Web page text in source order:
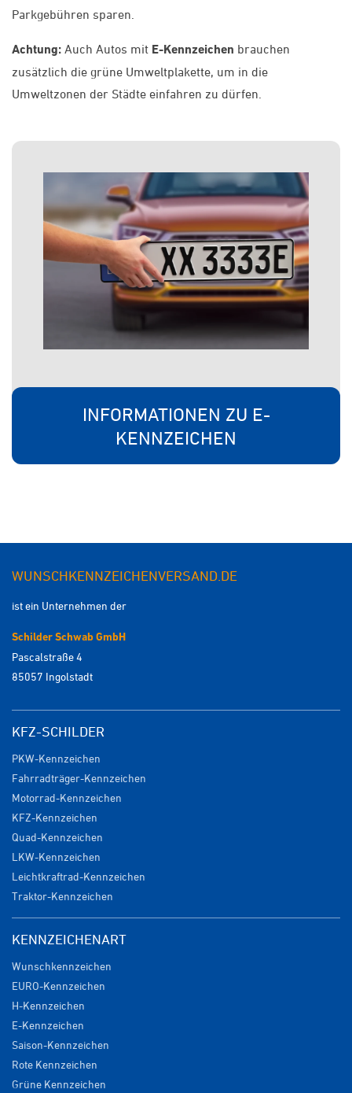
Parkgebühren sparen.
Achtung: Auch Autos mit E-Kennzeichen brauchen
zusätzlich die grüne Umweltplakette, um in die
Umweltzonen der Städte einfahren zu dürfen.
INFORMATIONEN ZU E-
KENNZEICHEN
WUNSCHKENNZEICHENVERSAND.DE
ist ein Unternehmen der
Schilder Schwab GmbH
Pascalstraße 4
85057 Ingolstadt
KFZ-SCHILDER
PKW-Kennzeichen
Fahrradträger-Kennzeichen
Motorrad-Kennzeichen
KFZ-Kennzeichen
Quad-Kennzeichen
LKW-Kennzeichen
Leichtkraftrad-Kennzeichen
Traktor-Kennzeichen
KENNZEICHENART
Wunschkennzeichen
EURO-Kennzeichen
H-Kennzeichen
E-Kennzeichen
Saison-Kennzeichen
Rote Kennzeichen
Grüne Kennzeichen